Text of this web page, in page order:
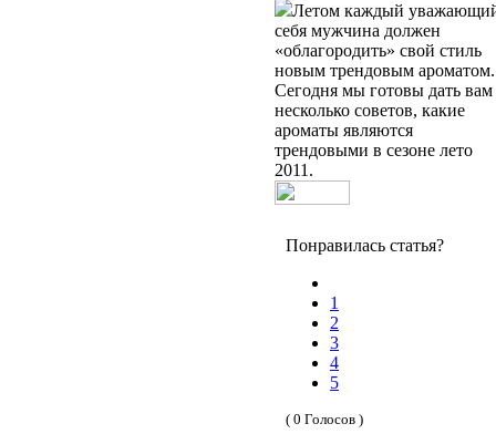
Летом каждый
себя мужчина должен
«облагородить» свой стиль
новым трендовым ароматом.
Сегодня мы готовы дать вам
несколько советов, какие
ароматы являются
трендовыми в сезоне лето
2011.
Понравилась статья?
1
2
3
4
5
( 0 Голосов )